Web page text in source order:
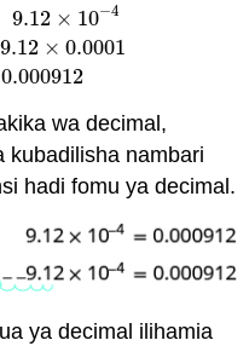
9.12 × 10−4
9.12 × 0.0001
0.000912
−49.12 ×10,000
wa decimal,
kubadilisha nambari
hadi fomu ya decimal.
ya decimal ilihamia